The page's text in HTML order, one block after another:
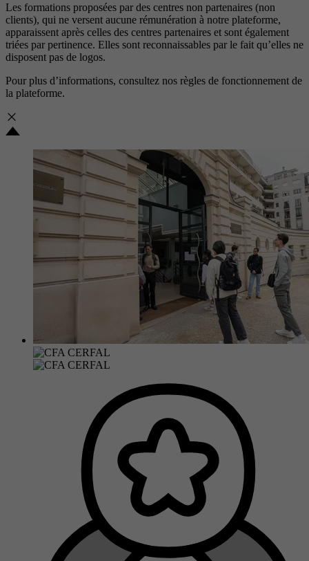
Les formations proposées par des centres non partenaires (non
clients), qui ne versent aucune rémunération à notre plateforme,
apparaissent après celles des centres partenaires et sont également
triées par pertinence. Elles sont reconnaissables par le fait qu’elles ne
disposent pas de logos.
Pour plus d’informations, consultez nos règles de fonctionnement de
la plateforme.